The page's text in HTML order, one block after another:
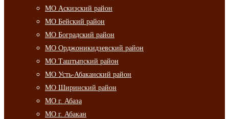
МО Аскизский район
МО Бейский район
МО Боградский район
МО Орджоникидзевский район
МО Таштыпский район
МО Усть-Абаканский район
МО Ширинский район
МО г. Абаза
МО г. Абакан